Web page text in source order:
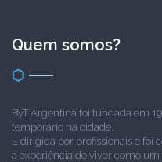
Quem somos?
ByT Argentina foi fundada em
temporário na cidade.
E dirigida por profissionais e foi
a experiência de viver como